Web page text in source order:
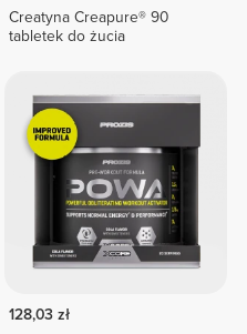
Creatyna Creapure® 90
tabletek do żucia
128,03 zł